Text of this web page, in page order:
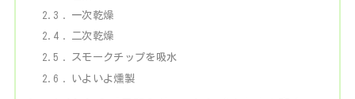
2.3
一次乾燥
2.4
二次乾燥
2.5
スモークチップを吸水
2.6
いよいよ燻製